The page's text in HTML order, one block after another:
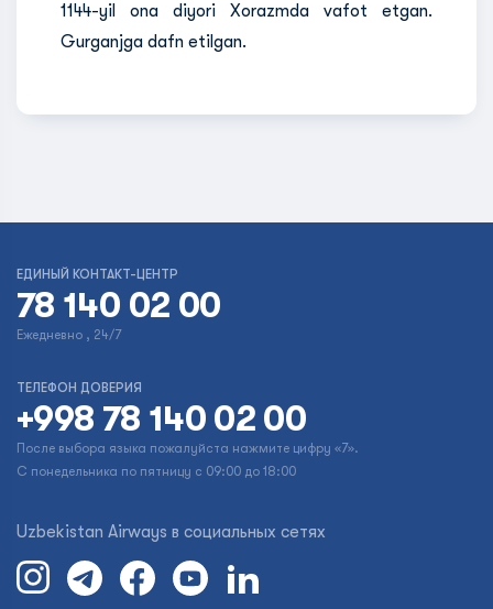
1144-yil ona diyori Xorazmda vafot etgan.
Gurganjga dafn etilgan.
ЕДИНЫЙ КОНТАКТ-ЦЕНТР
78 140 02 00
Ежедневно , 24/7
ТЕЛЕФОН ДОВЕРИЯ
+998 78 140 02 00
После выбора языка пожалуйста нажмите цифру «7».
С понедельника по пятницу с 09:00 до 18:00
Uzbekistan Airways в социальных сетях